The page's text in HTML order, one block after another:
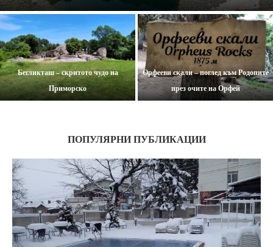
Бегликташ – скритото чудо на
Приморско
Орфееви скали – поглед към Родопите
през очите на Орфей
ПОПУЛЯРНИ ПУБЛИКАЦИИ